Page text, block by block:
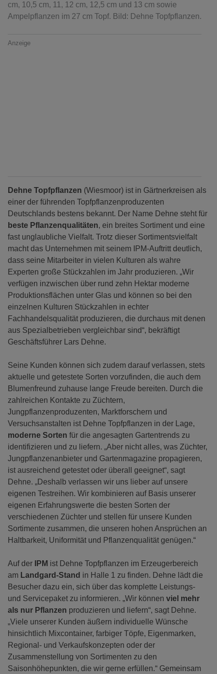
cm, 10,5 cm, 11, 12 cm, 12,5 cm und 13 cm sowie
Ampelpflanzen im 27 cm Topf. Bild: Dehne Topfpflanzen.
Anzeige
Dehne Topfpflanzen (Wiesmoor) ist in Gärtnerkreisen als
einer der führenden Topfpflanzenproduzenten
Deutschlands bestens bekannt. Der Name Dehne steht für
beste Pflanzenqualitäten, ein breites Sortiment und eine
fast unglaubliche Vielfalt. Trotz dieser Sortimentsvielfalt
macht das Unternehmen mit seinem IPM-Auftritt deutlich,
dass seine Mitarbeiter in vielen Kulturen als wahre
Experten große Stückzahlen im Jahr produzieren. „Wir
verfügen inzwischen über rund zehn Hektar moderne
Produktionsflächen unter Glas und können so bei den
einzelnen Kulturen Stückzahlen in echter
Fachhandelsqualität produzieren, die durchaus mit denen
aus Spezialbetrieben vergleichbar sind“, bekräftigt
Geschäftsführer Lars Dehne.
Seine Kunden können sich zudem darauf verlassen, stets
aktuelle und getestete Sorten vorzufinden, die auch dem
Blumenfreund zuhause lange Freude bereiten. Durch die
zahlreichen Kontakte zu Züchtern,
Jungpflanzenproduzenten, Marktforschern und
Versuchsanstalten ist Dehne Topfpflanzen in der Lage,
moderne Sorten für die angesagten Gartentrends zu
identifizieren und zu liefern. „Aber nicht alles, was Züchter,
Jungpflanzenanbieter und Gartenmagazine propagieren,
ist ausreichend getestet oder überall geeignet“, sagt
Dehne. „Deshalb verlassen wir uns lieber auf unsere
eigenen Testreihen. Wir kombinieren auf Basis unserer
eigenen Erfahrungswerte die besten Sorten der
verschiedenen Züchter und stellen für unsere Kunden
Sortimente zusammen, die unseren hohen Ansprüchen an
Haltbarkeit, Uniformität und Pflanzenqualität genügen.“
Auf der IPM ist Dehne Topfpflanzen im Erzeugerbereich
am Landgard-Stand in Halle 1 zu finden. Dehne lädt die
Besucher dazu ein, sich über das komplette Leistungs-
und Servicepaket zu informieren. „Wir können viel mehr
als nur Pflanzen produzieren und liefern“, sagt Dehne.
„Viele unserer Kunden äußern individuelle Wünsche
hinsichtlich Mixcontainer, farbiger Töpfe, Eigenmarken,
Regional- und Verkaufskonzepten oder der
Zusammenstellung von Sortimenten zu den
Saisonhöhepunkten, die wir gerne erfüllen.“ Gemeinsam